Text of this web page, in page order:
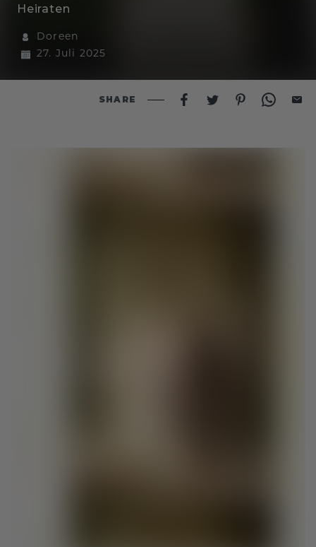
Heiraten
Doreen
27. Juli 2025
SHARE